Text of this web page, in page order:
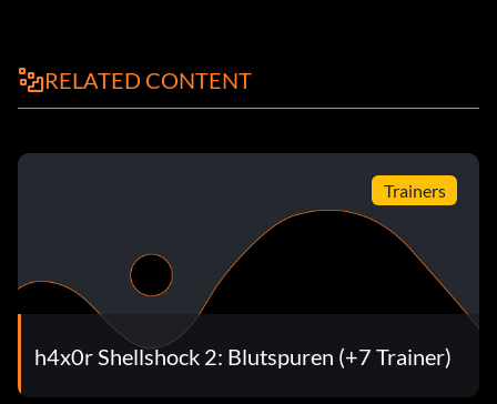
RELATED CONTENT
Trainers
h4x0r Shellshock 2: Blutspuren (+7 Trainer)